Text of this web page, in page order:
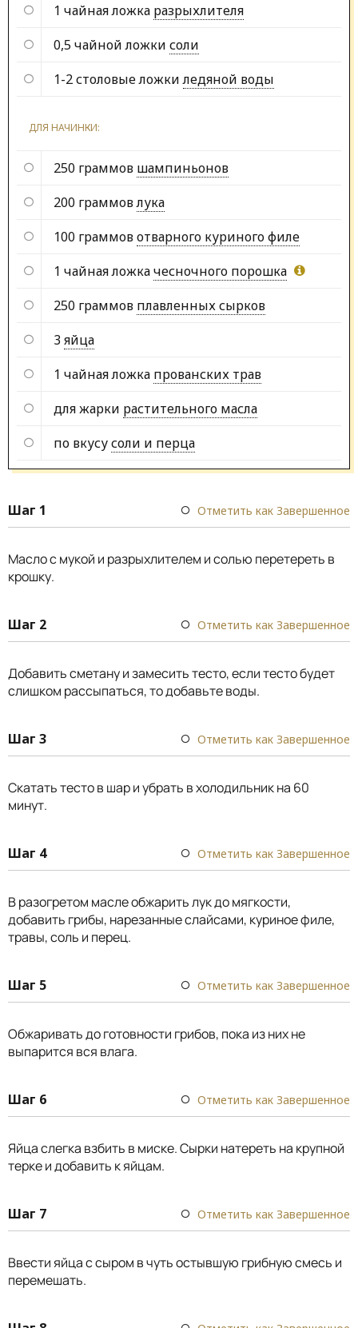
1 чайная ложка разрыхлителя
0,5 чайной ложки соли
1-2 столовые ложки ледяной воды
ДЛЯ НАЧИНКИ:
250 граммов шампиньонов
200 граммовлука
100 граммовотварного куриного филе
1 чайная ложкачесночного порошка
250 граммов плавленных сырков
3 яйца
1 чайная ложка прованских трав
для жарки растительного масла
по вкусусоли и перца
Шаг 1 Отметить как Завершенное
Масло с мукой и разрыхлителем и солью перетереть в
крошку.
Шаг 2 Отметить как Завершенное
Добавить сметану и замесить тесто, если тесто будет
слишком рассыпаться, то добавьте воды.
Шаг 3 Отметить как Завершенное
Скатать тесто в шар и убрать в холодильник на 60
минут.
Шаг 4 Отметить как Завершенное
В разогретом масле обжарить лук до мягкости,
добавить грибы, нарезанные слайсами, куриное филе,
травы, соль и перец.
Шаг 5 Отметить как Завершенное
Обжаривать до готовности грибов, пока из них не
выпарится вся влага.
Шаг 6 Отметить как Завершенное
Яйца слегка взбить в миске. Сырки натереть на крупной
терке и добавить к яйцам.
Шаг 7 Отметить как Завершенное
Ввести яйца с сыром в чуть остывшую грибную смесь и
перемешать.